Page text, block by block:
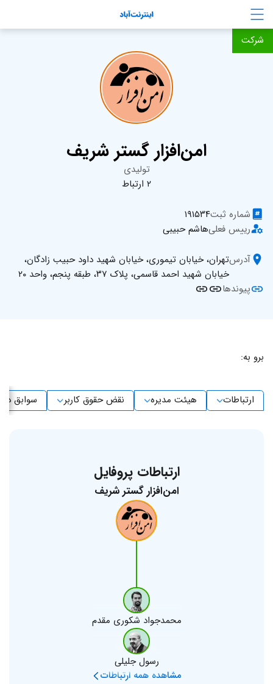
مشخصات فردی
شرکت
امن‌افزار گستر شریف
تولیدی
۲ ارتباط
شماره ثبت۱۹۱۵۳۴
رییس فعلیهاشم حبیبی
آدرستهران، خیابان تیموری، خیابان شهید داود حبیب زادگان،
خیابان شهید احمد قاسمی، پلاک ۳۷، طبقه پنجم، واحد ۲۰
پیوندها
برو به:
ارتباطات هیئت مدیره نقض حقوق کاربر سوابق
ارتباطات پروفایل
امن‌افزار گستر شریف
محمدجواد شکوری مقدم
رسول جلیلی
مشاهده همه ارتباطات
پرش به نوار جهت‌یابی